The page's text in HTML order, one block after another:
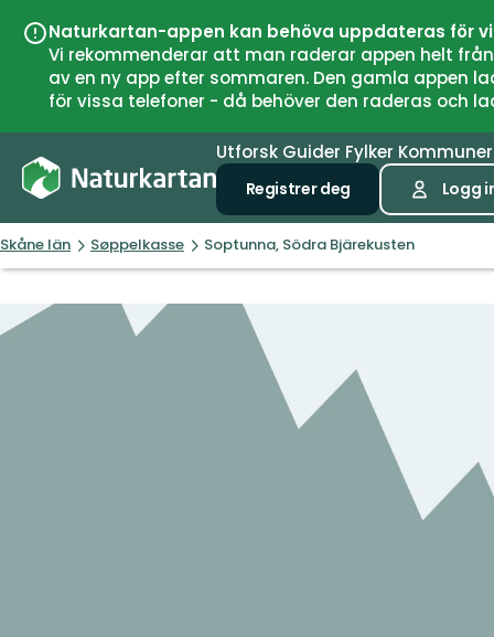
Naturkartan-appen kan behöva uppdateras för
Vi rekommenderar att man raderar appen helt
av en ny app efter sommaren. Den gamla
för vissa telefoner - då behöver den raderas och
Utforsk Guider Fylker Kommuner
Registrer deg Logg
Skåne län Søppelkasse Soptunna, Södra Bjärekusten